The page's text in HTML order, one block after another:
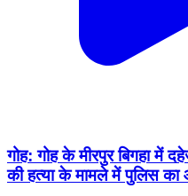
गोह: गोह के मीरपुर बिगहा में
की हत्या के मामले में पुलिस का